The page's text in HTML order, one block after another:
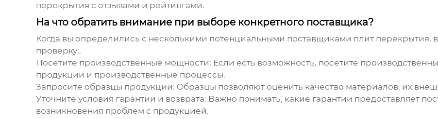
перекрытия с отзывами и рейтингами.
На что обратить внимание при выборе конкретного поставщика?
Когда вы определились с несколькими потенциальными поставщиками плит перекрытия,
проверку:.
Посетите производственные мощности: Если есть возможность, посетите
продукции и производственные процессы.
Запросите образцы продукции: Образцы позволяют оценить качество материалов, их
Уточните условия гарантии и возврата: Важно понимать, какие гарантии предоставляет
возникновения проблем с продукцией.